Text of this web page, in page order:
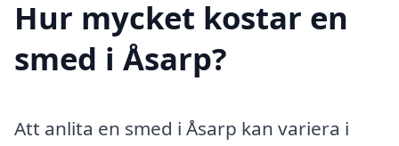
Hur mycket kostar en
smed i Åsarp?
Att anlita en smed i Åsarp kan variera i